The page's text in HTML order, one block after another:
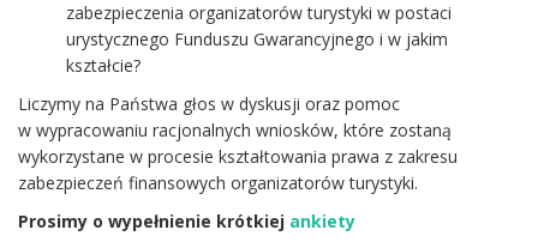
zabezpieczenia organizatorów turystyki w postaci
urystycznego Funduszu Gwarancyjnego i w jakim
kształcie?
Liczymy na Państwa głos w dyskusji oraz pomoc
w wypracowaniu racjonalnych wniosków, które zostaną
wykorzystane w procesie kształtowania prawa z zakresu
zabezpieczeń finansowych organizatorów turystyki.
Prosimy o wypełnienie krótkiej ankiety